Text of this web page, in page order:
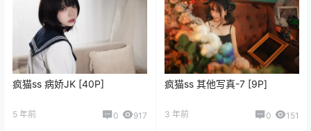
疯猫ss 病娇JK [40P]
5 年前 0 917
疯猫ss 其他写真-7 [9P]
3 年前 0 151